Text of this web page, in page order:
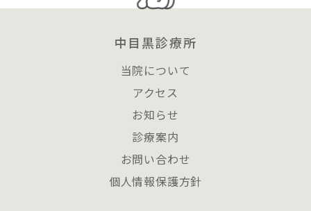
中目黒診療所
当院について
アクセス
お知らせ
診療案内
お問い合わせ
個人情報保護方針